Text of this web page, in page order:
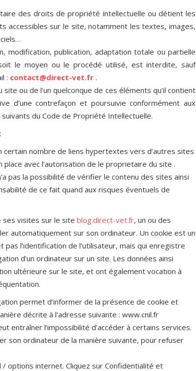
des droits de propriété intellectuelle ou détient les
accessibles sur le site, notamment les textes, images,
modification, publication, adaptation totale ou partielle
le moyen ou le procédé utilisé, est interdite, sauf
: contact@direct-vet.fr .
ou de l’un quelconque de ces éléments qu’il contient
d’une contrefaçon et poursuivie conformément aux
du Code de Propriété Intellectuelle.
certain nombre de liens hypertextes vers d’autres sites
avec l’autorisation de le proprietaire du site .
pas la possibilité de vérifier le contenu des sites ainsi
de ce fait quand aux risques éventuels de
ses visites sur le site blog.direct-vet.fr, un ou des
automatiquement sur son ordinateur. Un cookie est un
l’identification de l’utilisateur, mais qui enregistre
d’un ordinateur sur un site. Les données ainsi
ultérieure sur le site, et ont également vocation à
permet d’informer de la présence de cookie et
décrite à l’adresse suivante : www.cnil.fr
entraîner l’impossibilité d’accéder à certains services.
son ordinateur de la manière suivante, pour refuser
options internet. Cliquez sur Confidentialité et